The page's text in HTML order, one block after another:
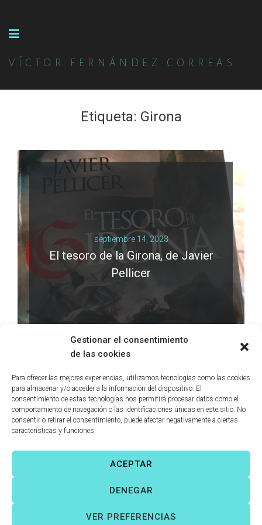
Gestionar el consentimiento
de las cookies
Para ofrecer las mejores experiencias, utilizamos tecnologías como las cookies
para almacenar y/o acceder a la información del dispositivo. El
consentimiento de estas tecnologías nos permitirá procesar datos como el
comportamiento de navegación o las identificaciones únicas en este sitio. No
consentir o retirar el consentimiento, puede afectar negativamente a ciertas
características y funciones.
ACEPTAR
DENEGAR
VER PREFERENCIAS
VÍCTOR FERNÁNDEZ CORREAS
Etiqueta: Girona
septiembre 14, 2023
El tesoro de la Girona, de Javier
Pellicer
Víctor Fernández Correas
Todos los derechos reservados. |
|Política de cookies